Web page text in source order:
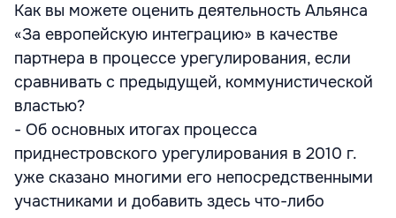
Как вы можете оценить деятельность Альянса
«За европейскую интеграцию» в качестве
партнера в процессе урегулирования, если
сравнивать с предыдущей, коммунистической
властью?
- Об основных итогах процесса
приднестровского урегулирования в 2010 г.
уже сказано многими его непосредственными
участниками и добавить здесь что-либо